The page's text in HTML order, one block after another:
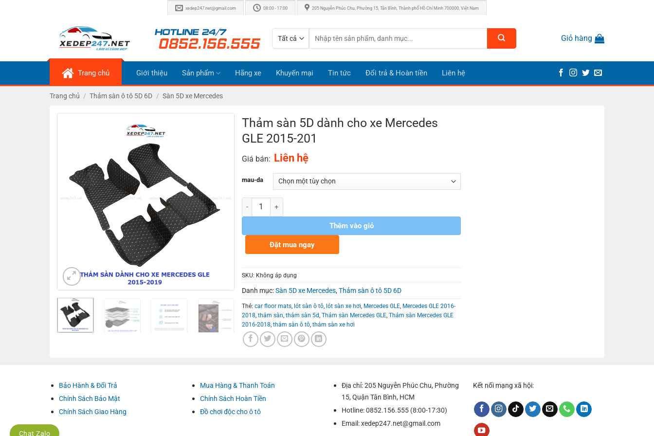
xedep247.net@gmail.com 08:00 - 17:00 205 Nguyễn Phúc Chu, Phường 15, Tân Bình, Thành phố Hồ Chí Minh 700000, Việt Nam
kiếm:
Giỏ hàng
Trang chủ Giới thiệu Sản phẩm Hãng xe Khuyến mại Tin tức Đổi trả & Hoàn tiền Liên hệ
Trang chủ / Thảm sàn ô tô 5D 6D / Sàn 5D xe Mercedes
Thảm sàn 5D dành cho xe Mercedes
GLE 2015-201
Giá bán: Liên hệ
mau-da
Số lượng
Thêm vào giỏ
Đặt mua ngay
SKU: Không áp dụng
Danh mục:Sàn 5D xe Mercedes,Thảm sàn ô tô 5D 6D
Thẻ: car floor mats lót sàn ô tô lót sàn xe hơi Mercedes GLE Mercedes GLE 2016-
2018 thảm sàn thảm sàn 5d Thảm sàn Mercedes GLE Thảm sàn Mercedes GLE
2016-2018 thảm sàn ô tô thảm sàn xe hơi
Bảo Hành & Đổi Trả
Chính Sách Bảo Mật
Chính Sách Giao Hàng
Mua Hàng & Thanh Toán
Chính Sách Hoàn Tiền
Đồ chơi độc cho ô tô
Địa chỉ: 205 Nguyễn Phúc Chu, Phường
15, Quận Tân Bình, HCM
Hotline: 0852.156.555 (8:00-17:30)
Email:xedep247.net@gmail.com
Kết nối mạng xã hội:
Chat Zalo